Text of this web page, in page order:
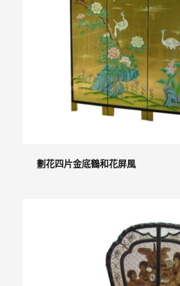
劃花四片金底鶴和花屏風